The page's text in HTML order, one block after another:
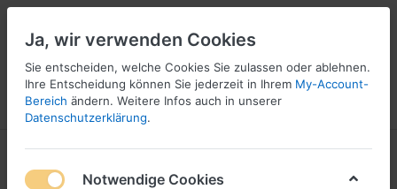
Menü Anmelden Vergleichen Wunschliste
Ja, wir verwenden Cookies
Sie entscheiden, welche Cookies Sie zulassen oder ablehnen.
Ihre Entscheidung können Sie jederzeit in Ihrem My-Account-
Bereich ändern. Weitere Infos auch in unserer
Datenschutzerklärung.
Notwendige Cookies